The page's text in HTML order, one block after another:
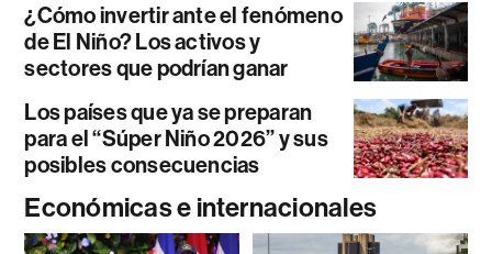
¿Cómo invertir ante el fenómeno
de El Niño? Los activos y
sectores que podrían ganar
Los países que ya se preparan
para el “Súper Niño 2026” y sus
posibles consecuencias
Económicas e internacionales